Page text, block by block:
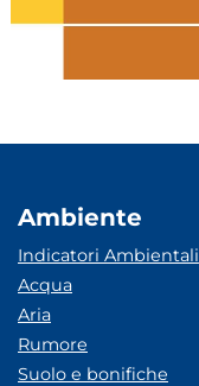
Ambiente
Indicatori Ambientali
Acqua
Aria
Rumore
Suolo e bonifiche